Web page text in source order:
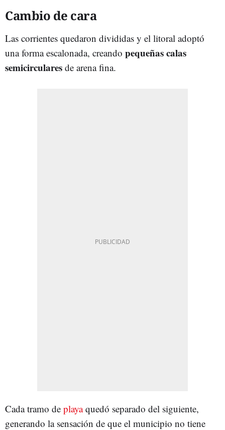
Cambio de cara
Las corrientes quedaron divididas y el litoral adoptó
una forma escalonada, creando pequeñas calas
semicirculares de arena fina.
Cada tramo de playaquedó separado del siguiente,
generando la sensación de que el municipio no tiene